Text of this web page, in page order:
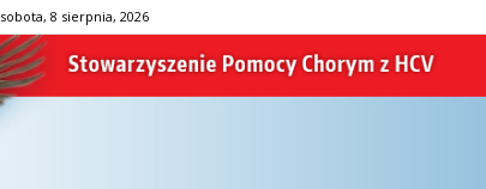
sobota, 8 sierpnia, 2026